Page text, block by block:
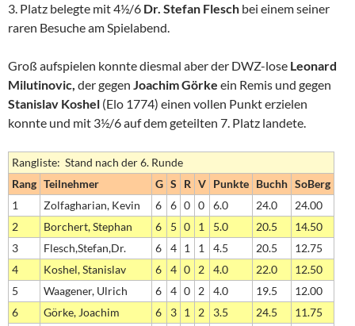
3. Platz belegte mit 4½/6 Dr. Stefan Flesch bei einem seiner
raren Besuche am Spielabend.
Groß aufspielen konnte diesmal aber der DWZ-lose Leonard
Milutinovic, der gegen Joachim Görke ein Remis und gegen
Stanislav Koshel (Elo 1774) einen vollen Punkt erzielen
konnte und mit 3½/6 auf dem geteilten 7. Platz landete.
Rangliste: Stand nach der 6. Runde
Rang Teilnehmer G S R V Punkte Buchh SoBerg
1
Zolfagharian, Kevin 6 6 0 0 6.0 24.0
24.00
2
Borchert, Stephan 6 5 0 1 5.0 20.5
14.50
3
Flesch,Stefan,Dr. 6 4 1 1 4.5 20.5
12.75
4
Koshel, Stanislav 6 4 0 2 4.0 22.0
12.50
5
Waagener, Ulrich 6 4 0 2 4.0 19.5
12.00
6
Görke, Joachim 6 3 1 2 3.5 24.5
11.75